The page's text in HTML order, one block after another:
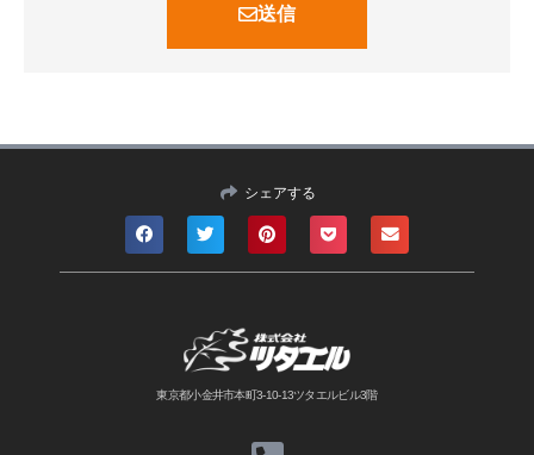
送信
シェアする
東京都小金井市本町3-10-13ツタエルビル3階